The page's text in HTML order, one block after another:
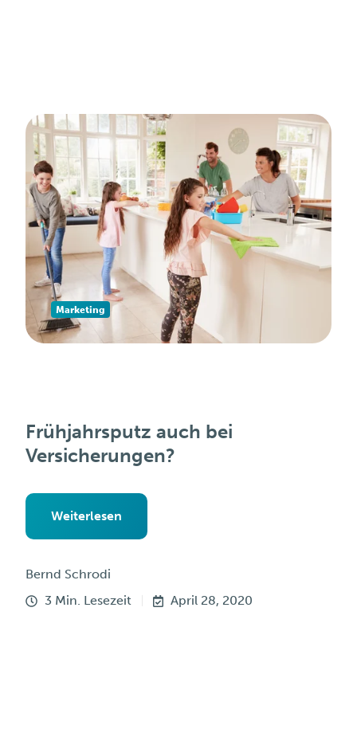
Marketing
Frühjahrsputz auch bei
Versicherungen?
Weiterlesen
Bernd Schrodi
3 Min. Lesezeit
April 28, 2020